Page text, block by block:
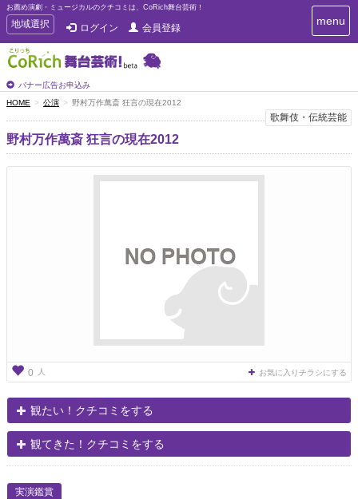
お薦め演劇・ミュージカルのクチコミは、CoRich舞台芸術！
T
o
g
g
e
n
a
v
i
地域選択 ログイン 会員登録
バナー広告お申込み
T
o
n
i
menu
HOME 公演 野村万作萬斎 狂言の現在2012
歌舞伎・伝統芸能
野村万作萬斎 狂言の現在2012
0 人 お気に入りチラシにする
観たい！クチコミをする
観てきた！クチコミをする
実演鑑賞